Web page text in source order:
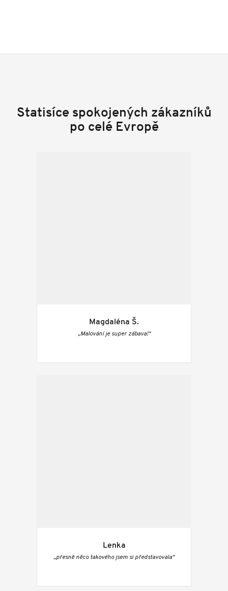
Statisíce spokojených zákazníků
po celé Evropě
Magdaléna Š.
„Malování je super zábava!“
Lenka
„přesně něco takového jsem si představovala“